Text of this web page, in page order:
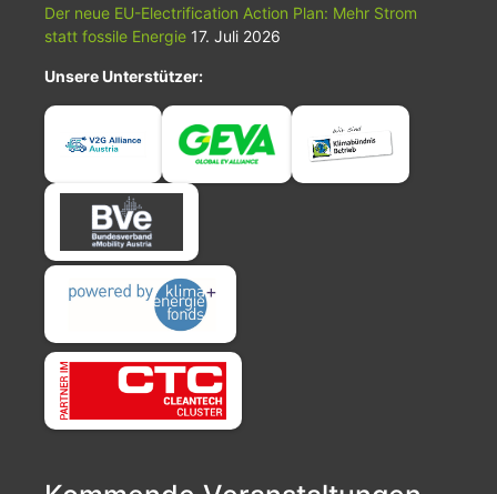
Der neue EU-Electrification Action Plan: Mehr Strom
statt fossile Energie 17. Juli 2026
Unsere Unterstützer: